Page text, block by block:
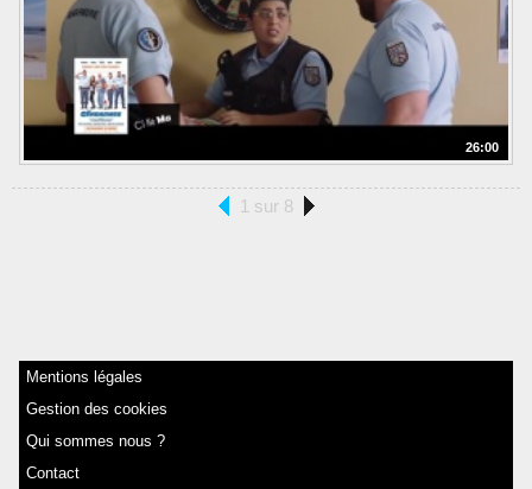
26:00
1 sur 8
Mentions légales
Gestion des cookies
Qui sommes nous ?
Contact